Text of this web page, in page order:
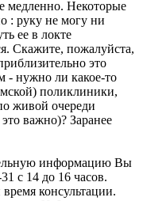
медленно. Некоторые
: руку не могу ни
ее в локте
Скажите, пожалуйста,
это
- нужно ли какое-то
поликлиники,
живой очереди
важно)? Заранее
информацию Вы
с 14 до 16 часов.
консультации.